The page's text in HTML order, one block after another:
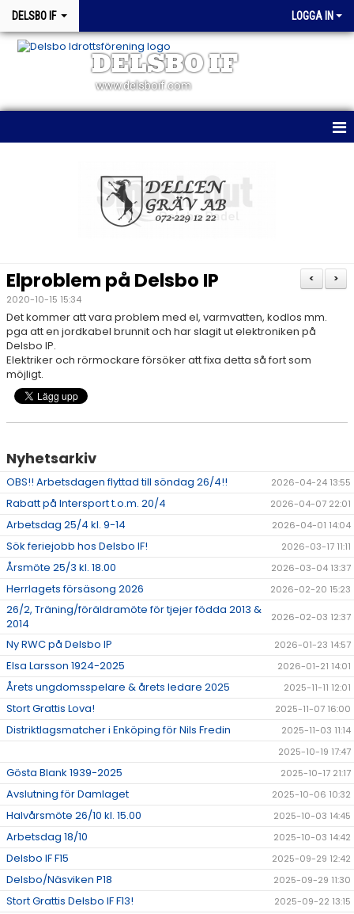
DELSBO IF LOGGA IN
DELSBO IF
www.delsboif.com
MATCHER
WEBSHOP
SPONSORER
STÖTTA DIF
>
<
Elproblem på Delsbo IP
2020-10-15 15:34
Det kommer att vara problem med el, varmvatten, kodlos mm.
pga att en jordkabel brunnit och har slagit ut elektroniken på
Delsbo IP.
Elektriker och rörmockare försöker att fixa detta så fort som
möjligt.
Nyhetsarkiv
OBS!! Arbetsdagen flyttad till söndag 26/4!! 2026-04-24 13:55
Rabatt på Intersport t.o.m. 20/4 2026-04-07 22:01
Arbetsdag 25/4 kl. 9-14 2026-04-01 14:04
Sök feriejobb hos Delsbo IF! 2026-03-17 11:11
Årsmöte 25/3 kl. 18.00 2026-03-04 13:37
Herrlagets försäsong 2026 2026-02-20 15:23
26/2, Träning/föräldramöte för tjejer födda 2013 &
2014
2026-02-03 12:37
Ny RWC på Delsbo IP 2026-01-23 14:57
Elsa Larsson 1924-2025 2026-01-21 14:01
Årets ungdomsspelare & årets ledare 2025 2025-11-11 12:01
Stort Grattis Lova! 2025-11-07 16:00
Distriktlagsmatcher i Enköping för Nils Fredin
2025-11-03 11:14
2025-10-19 17:47
Gösta Blank 1939-2025 2025-10-17 21:17
Avslutning för Damlaget 2025-10-06 10:32
Halvårsmöte 26/10 kl. 15.00 2025-10-03 14:45
Arbetsdag 18/10 2025-10-03 14:42
Delsbo IF F15 2025-09-29 12:42
Delsbo/Näsviken P18 2025-09-29 11:30
Stort Grattis Delsbo IF F13! 2025-09-22 13:15